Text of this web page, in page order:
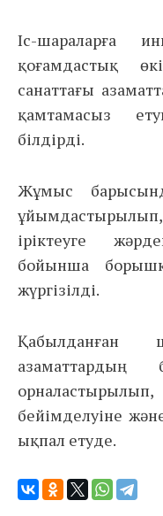
Іс-шараларға
қоғамдастық
санаттағы
қамтамасыз
білдірді.
Жұмыс
іріктеуге
бойынша
жүргізілді.
Қабылданған
бейімделуіне
ықпал етуде.